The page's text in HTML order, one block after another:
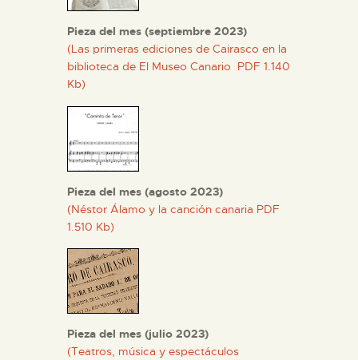
Pieza del mes (septiembre 2023)
(Las primeras ediciones de Cairasco en la
biblioteca de El Museo Canario PDF 1.140
Kb)
Pieza del mes (agosto 2023)
(Néstor Álamo y la canción canaria PDF
1.510 Kb)
Pieza del mes (julio 2023)
(Teatros, música y espectáculos